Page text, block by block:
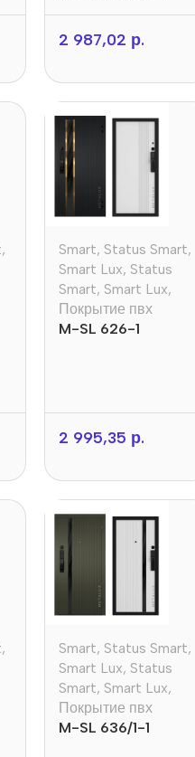
2 987,02 р.
,
Smart, Status Smart,
Smart Lux, Status
Smart, Smart Lux,
Покрытие пвх
M-SL 626-1
2 995,35 р.
,
Smart, Status Smart,
Smart Lux, Status
Smart, Smart Lux,
Покрытие пвх
M-SL 636/1-1